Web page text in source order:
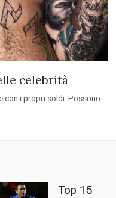
celebrità
con i propri soldi. Possono
Top 15